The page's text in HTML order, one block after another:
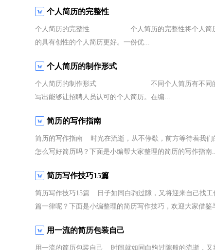
个人简历的完整性
个人简历的完整性 个人简历的完整性将个人简历写的
的具有创性的个人简历更好。一份优...
个人简历的制作形式
个人简历的制作形式 不同个人简历有不同的制作
写出能够让招聘人员认可的个人简历。在编...
简历的写作指南
简历的写作指南 时光在流逝，从不停歇，前方等待着我
怎么写好简历吗？下面是小编帮大家整理的简历的写作指南
简历写作技巧15篇
简历写作技巧15篇 日子如同白驹过隙，又将迎来自己找
篇一律呢？下面是小编整理的简历写作技巧，欢迎大家借鉴
用一流的简历包装自己
用一流的简历包装自己 时间就如同白驹过隙般的流逝，